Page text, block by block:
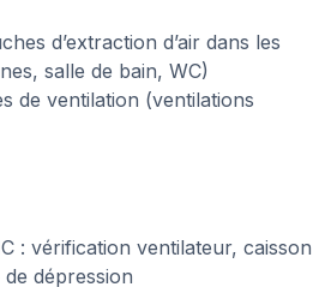
d’extraction d’air dans les
salle de bain, WC)
de ventilation (ventilations
: vérification ventilateur, caisson
dépression